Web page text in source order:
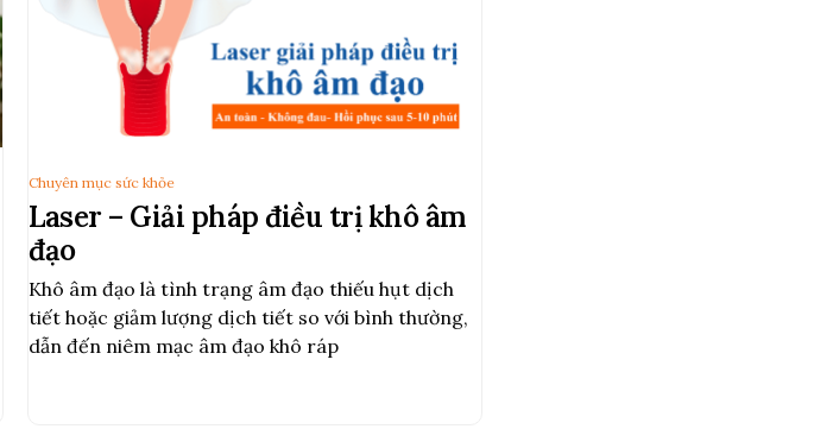
Laser – Giải pháp điều trị khô âm
đạo
Khô âm đạo là tình trạng âm đạo thiếu hụt dịch
tiết hoặc giảm lượng dịch tiết so với bình thường,
dẫn đến niêm mạc âm đạo khô ráp
Chuyên mục sức khỏe